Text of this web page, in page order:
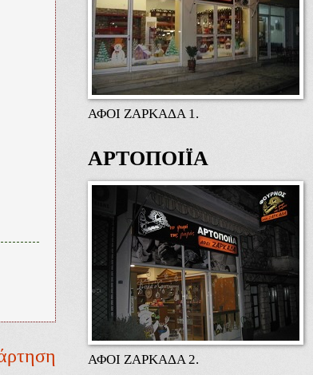
ΑΦΟΙ ΖΑΡΚΑΔΑ 1.
ΑΡΤΟΠΟΙΪΑ
ΑΦΟΙ ΖΑΡΚΑΔΑ 2.